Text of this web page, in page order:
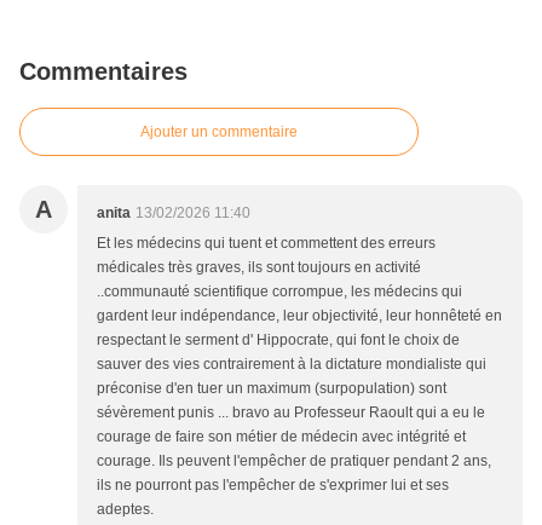
Commentaires
Ajouter un commentaire
A anita 13/02/2026 11:40
Et les médecins qui tuent et commettent des erreurs
médicales très graves, ils sont toujours en activité
..communauté scientifique corrompue, les médecins qui
gardent leur indépendance, leur objectivité, leur honnêteté en
respectant le serment d' Hippocrate, qui font le choix de
sauver des vies contrairement à la dictature mondialiste qui
préconise d'en tuer un maximum (surpopulation) sont
sévèrement punis ... bravo au Professeur Raoult qui a eu le
courage de faire son métier de médecin avec intégrité et
courage. Ils peuvent l'empêcher de pratiquer pendant 2 ans,
ils ne pourront pas l'empêcher de s'exprimer lui et ses
adeptes.